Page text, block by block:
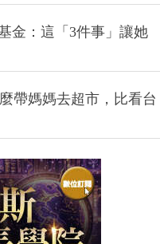
金：這「3件事」讓她
帶媽媽去超市，比看台